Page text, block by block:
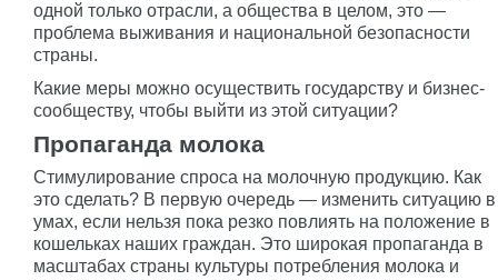
одной только отрасли, а общества в целом, это —
проблема выживания и национальной безопасности
страны.
Какие меры можно осуществить государству и бизнес-
сообществу, чтобы выйти из этой ситуации?
Пропаганда молока
Стимулирование спроса на молочную продукцию. Как
это сделать? В первую очередь — изменить ситуацию в
умах, если нельзя пока резко повлиять на положение в
кошельках наших граждан. Это широкая пропаганда в
масштабах страны культуры потребления молока и